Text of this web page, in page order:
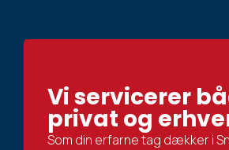
Vi servicerer
privat og
Som din erfarne tag dækker i